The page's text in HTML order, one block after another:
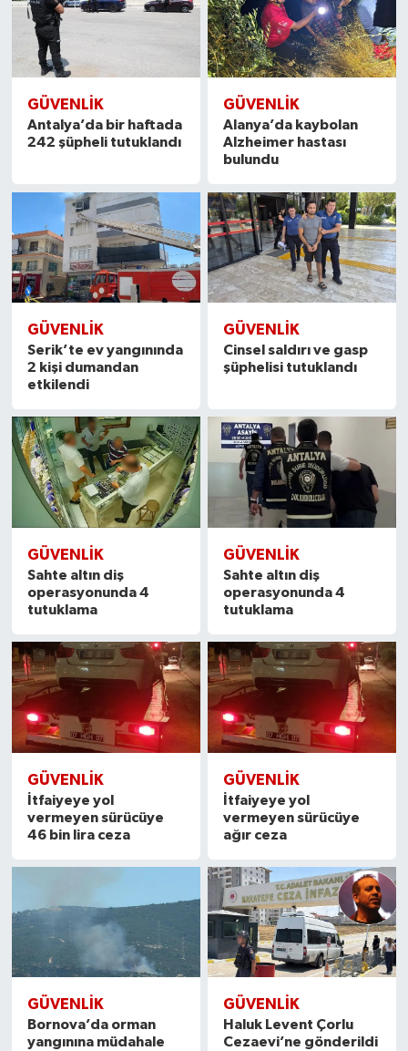
GÜVENLIK
Antalya’da bir haftada
242 şüpheli tutuklandı
GÜVENLIK
Alanya’da kaybolan
Alzheimer hastası
bulundu
GÜVENLIK
Serik’te ev yangınında
2 kişi dumandan
etkilendi
GÜVENLIK
Cinsel saldırı ve gasp
şüphelisi tutuklandı
GÜVENLIK
Sahte altın diş
operasyonunda 4
tutuklama
GÜVENLIK
Sahte altın diş
operasyonunda 4
tutuklama
GÜVENLIK
İtfaiyeye yol
vermeyen sürücüye
46 bin lira ceza
GÜVENLIK
İtfaiyeye yol
vermeyen sürücüye
ağır ceza
GÜVENLIK
Bornova’da orman
yangınına müdahale
GÜVENLIK
Haluk Levent Çorlu
Cezaevi’ne gönderildi